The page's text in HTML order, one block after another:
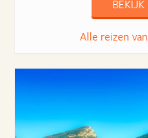
Alle reizen